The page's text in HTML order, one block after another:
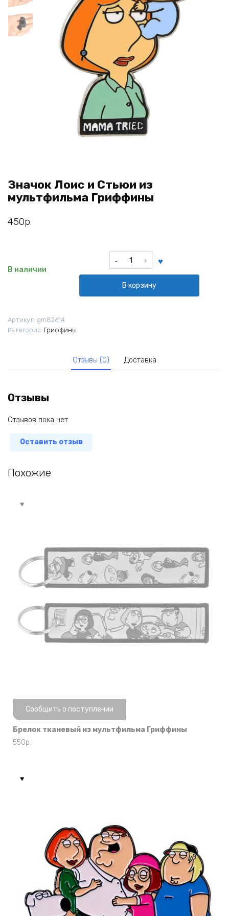
Значок Лоис и Стьюи из
мультфильма Гриффины
450р.
В наличии
Количество
товара
Лоис
и
В корзину
Артикул: gm82614
Категория: Гриффины
Отзывы (0) Доставка
Отзывы
Отзывов пока нет
Оставить отзыв
Похожие
Нет в наличии
Сообщить о поступлении
Брелок тканевый из мультфильма Гриффины
550р.